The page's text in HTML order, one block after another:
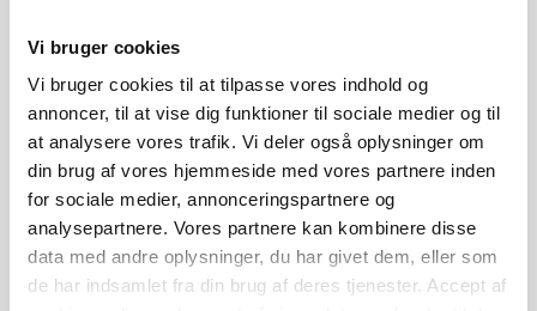
Vi bruger cookies
Vi bruger cookies til at tilpasse vores indhold og
annoncer, til at vise dig funktioner til sociale medier og til
at analysere vores trafik. Vi deler også oplysninger om
din brug af vores hjemmeside med vores partnere inden
for sociale medier, annonceringspartnere og
analysepartnere. Vores partnere kan kombinere disse
data med andre oplysninger, du har givet dem, eller som
de har indsamlet fra din brug af deres tjenester. Accept af
Oplevelser på Fyn og øerne
Den idylliske forestilling om Fyn, som er beskrevet
af den fynske forfatter Morten Korch, kan godt
holde stik en sommerdag. For Fyn og de
omkringliggende øer byder på helt unikke
naturoplevelser og idylliske købsstader.